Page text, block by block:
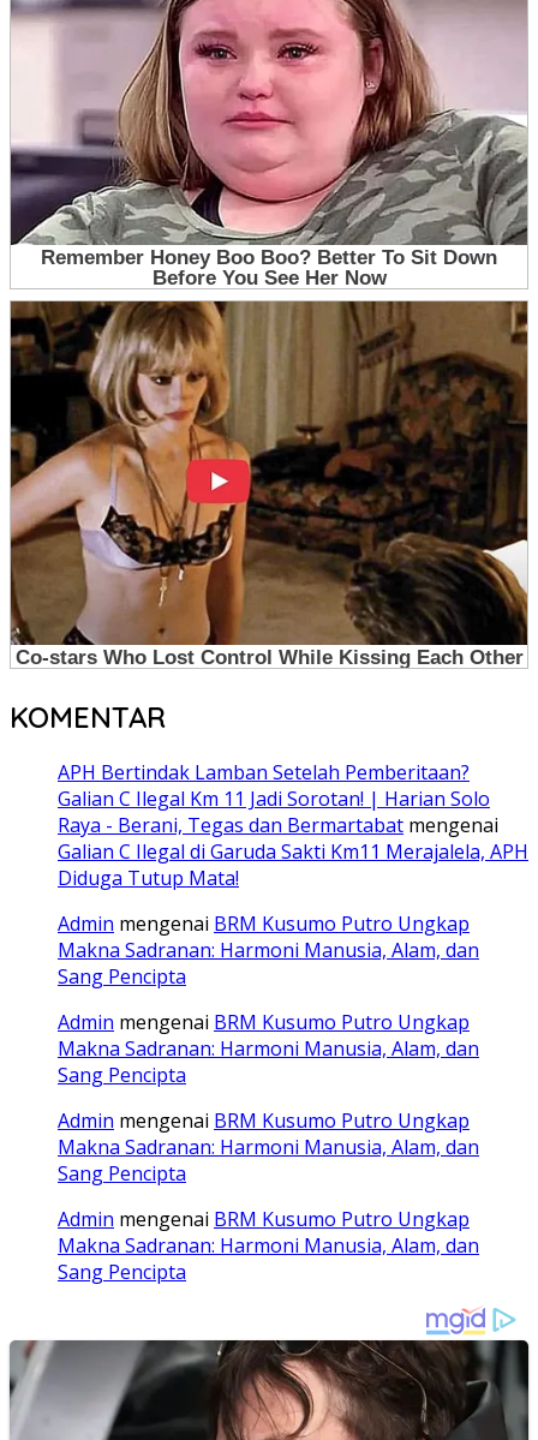
KOMENTAR
APH Bertindak Lamban Setelah Pemberitaan?
Galian C Ilegal Km 11 Jadi Sorotan! | Harian Solo
Raya - Berani, Tegas dan Bermartabat mengenai
Galian C Ilegal di Garuda Sakti Km11 Merajalela, APH
Diduga Tutup Mata!
Admin mengenai BRM Kusumo Putro Ungkap
Makna Sadranan: Harmoni Manusia, Alam, dan
Sang Pencipta
Admin mengenai BRM Kusumo Putro Ungkap
Makna Sadranan: Harmoni Manusia, Alam, dan
Sang Pencipta
Admin mengenai BRM Kusumo Putro Ungkap
Makna Sadranan: Harmoni Manusia, Alam, dan
Sang Pencipta
Admin mengenai BRM Kusumo Putro Ungkap
Makna Sadranan: Harmoni Manusia, Alam, dan
Sang Pencipta